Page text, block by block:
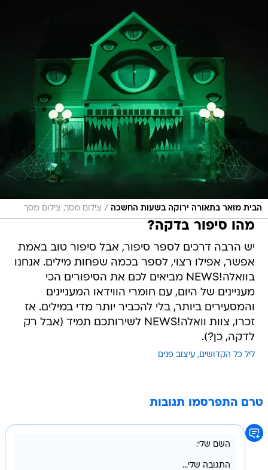
הבית מואר בתאורה ירוקה בשעות החשכה / צילום מסך, צילום מסך
מהו סיפור בדקה?
יש הרבה דרכים לספר סיפור, אבל סיפור טוב באמת
אפשר, אפילו רצוי, לספר בכמה שפחות מילים. אנחנו
בוואלה!NEWS מביאים לכם את הסיפורים הכי
מעניינים של היום, עם חומרי הווידאו המעניינים
והמסעירים ביותר, בלי להכביר יותר מדי במילים. אז
זכרו, צוות וואלה!NEWS לשירותכם תמיד (אבל רק
לדקה, כן?).
ליל כל הקדושים עיצוב פנים
טרם התפרסמו תגובות